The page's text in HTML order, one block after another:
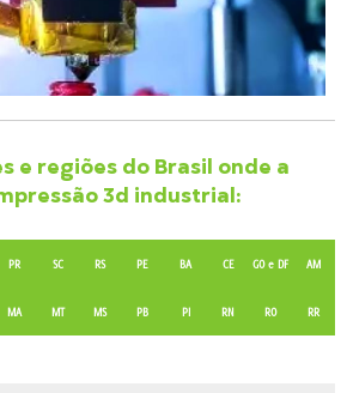
e regiões do Brasil onde a
3d industrial:
PR SC RS PE BA CE GO e DF AM
MA MT MS PB PI RN RO RR